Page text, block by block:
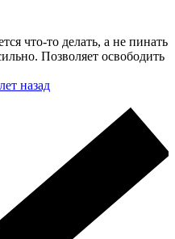
что-то делать, а не пинать
Позволяет освободить
назад